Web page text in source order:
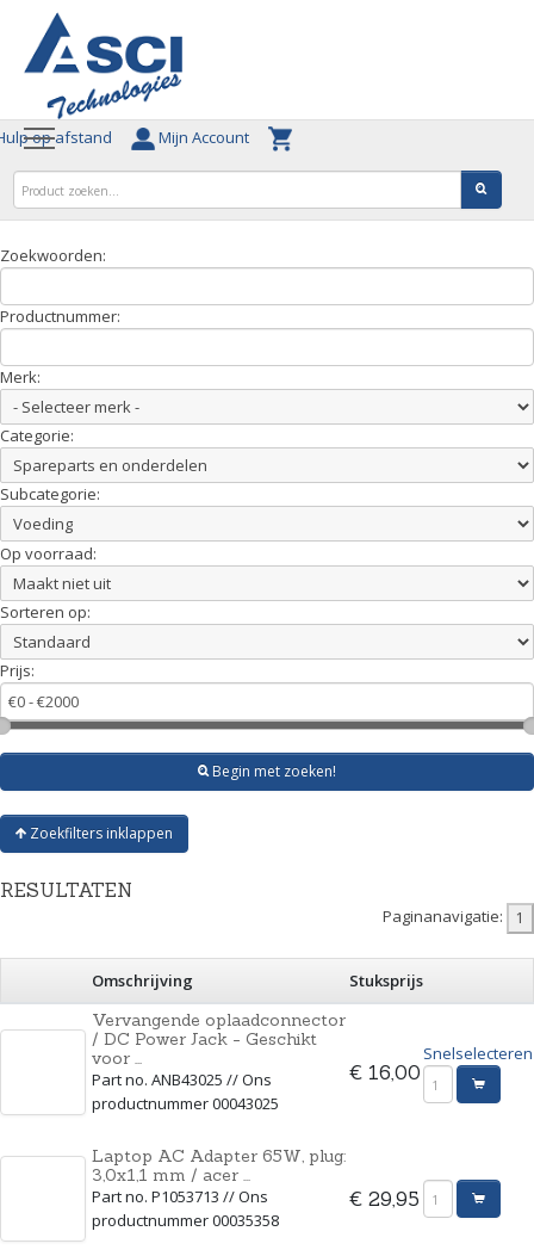
op afstand Mijn Account
Zoekwoorden:
Productnummer:
Merk:
Categorie:
Subcategorie:
Op voorraad:
Sorteren op:
Prijs:
Begin met zoeken!
Zoekfilters inklappen
RESULTATEN
Paginanavigatie:
Omschrijving
Stuksprijs
Vervangende oplaadconnector
/ DC Power Jack - Geschikt
voor ...
Part no. ANB43025 // Ons
productnummer 00043025
€ 16,00
Snelselecteren
Laptop AC Adapter 65W, plug:
3,0x1,1 mm / acer ...
Part no. P1053713 // Ons
productnummer 00035358
€ 29,95